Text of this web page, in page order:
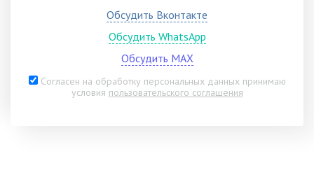
Обсудить Вконтакте
Обсудить WhatsApp
Обсудить MAX
Согласен на обработку персональных данных принимаю
условия пользовательского соглашения